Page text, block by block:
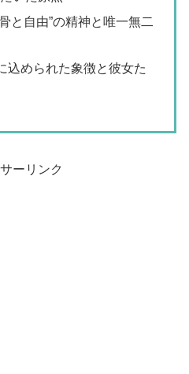
と自由”の精神と唯一無二
込められた象徴と彼女た
ーリンク